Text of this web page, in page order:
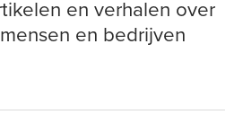
en verhalen over
en bedrijven